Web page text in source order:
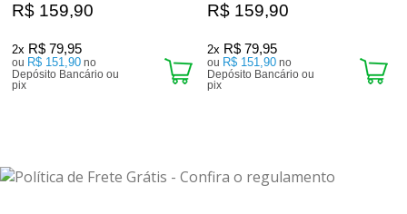
R$ 159,90
2x R$ 79,95
ou R$ 151,90 no
Depósito Bancário ou
pix
R$ 159,90
2x R$ 79,95
ou R$ 151,90 no
Depósito Bancário ou
pix